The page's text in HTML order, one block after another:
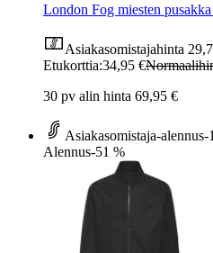
London Fog miesten
Asiakasomistajahinta
Etukorttia:34,95 €
30 pv alin hinta 69,95 €
Asiakasomistaja-alennus-
Alennus-51 %